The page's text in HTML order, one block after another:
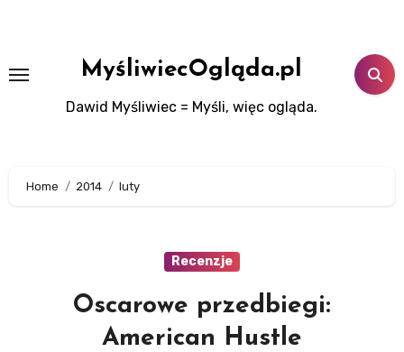
MyśliwiecOgląda.pl
Dawid Myśliwiec = Myśli, więc ogląda.
Home 2014 luty
Recenzje
Oscarowe przedbiegi:
American Hustle